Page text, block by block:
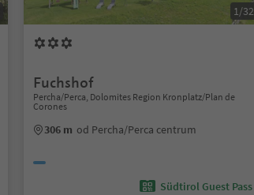
1/32
Fuchshof
Percha/Perca, Dolomites Region Kronplatz/Plan de
Corones
306 m od Percha/Perca centrum
Südtirol Guest Pass